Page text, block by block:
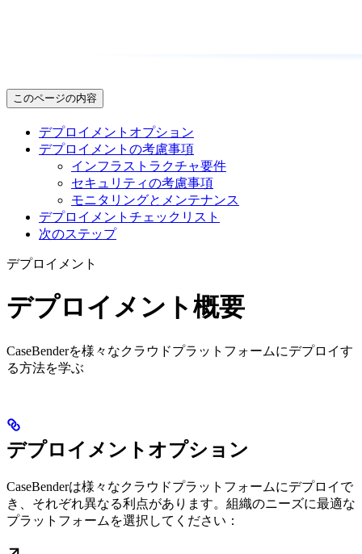
このページの内容
デプロイメントオプション
デプロイメントの考慮事項
インフラストラクチャ要件
セキュリティの考慮事項
モニタリングとメンテナンス
デプロイメントチェックリスト
次のステップ
デプロイメント
デプロイメント概要
CaseBenderを様々なクラウドプラットフォームにデプロイす
る方法を学ぶ
デプロイメントオプション
CaseBenderは様々なクラウドプラットフォームにデプロイで
き、それぞれ異なる利点があります。組織のニーズに最適な
プラットフォームを選択してください：